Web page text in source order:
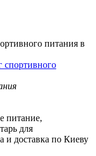
питания в
спортивного
питание,
для
и доставка по Киеву